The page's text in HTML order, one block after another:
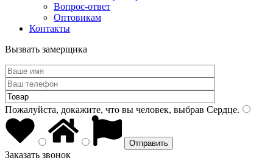
Вопрос-ответ
Оптовикам
Контакты
Вызвать замерщика
Пожалуйста, докажите, что вы человек, выбрав Сердце.
Заказать звонок